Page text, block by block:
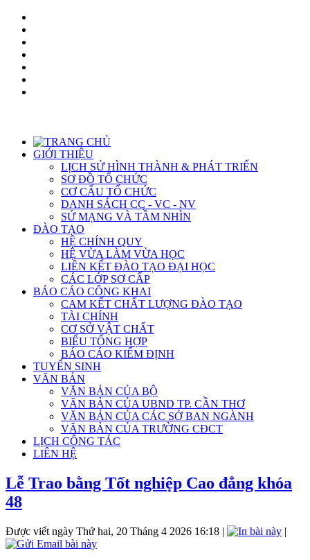
GIỚI THIỆU
LỊCH SỬ HÌNH THÀNH & PHÁT TRIỂN
SƠ ĐỒ TỔ CHỨC
CƠ CẤU TỔ CHỨC
DANH SÁCH CC - VC - NV
SỨ MẠNG VÀ TẦM NHÌN
ĐÀO TẠO
HỆ CHÍNH QUY
HỆ VỪA LÀM VỪA HỌC
LIÊN KẾT ĐÀO TẠO ĐẠI HỌC
CÁC LỚP SƠ CẤP
BÁO CÁO CÔNG KHAI
CAM KẾT CHẤT LƯỢNG ĐÀO TẠO
TÀI CHÍNH
CƠ SỞ VẬT CHẤT
BIỂU TỔNG HỢP
BÁO CÁO KIỂM ĐỊNH
TUYỂN SINH
VĂN BẢN
VĂN BẢN CỦA BỘ
VĂN BẢN CỦA UBND TP. CẦN THƠ
VĂN BẢN CỦA CÁC SỞ BAN NGÀNH
VĂN BẢN CỦA TRƯỜNG CĐCT
LỊCH CÔNG TÁC
LIÊN HỆ
Lễ Trao bằng Tốt nghiệp Cao đẳng khóa
48
Được viết ngày Thứ hai, 20 Tháng 4 2026 16:18 | |